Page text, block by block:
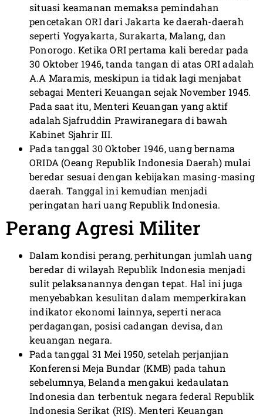
situasi keamanan memaksa pemindahan
pencetakan ORI dari Jakarta ke daerah-daerah
seperti Yogyakarta, Surakarta, Malang, dan
Ponorogo. Ketika ORI pertama kali beredar pada
30 Oktober 1946, tanda tangan di atas ORI adalah
A.A Maramis, meskipun ia tidak lagi menjabat
sebagai Menteri Keuangan sejak November 1945.
Pada saat itu, Menteri Keuangan yang aktif
adalah Sjafruddin Prawiranegara di bawah
Kabinet Sjahrir III.
Pada tanggal 30 Oktober 1946, uang bernama
ORIDA (Oeang Republik Indonesia Daerah) mulai
beredar sesuai dengan kebijakan masing-masing
daerah. Tanggal ini kemudian menjadi
peringatan hari uang Republik Indonesia.
Perang Agresi Militer
Dalam kondisi perang, perhitungan jumlah uang
beredar di wilayah Republik Indonesia menjadi
sulit pelaksanannya dengan tepat. Hal ini juga
menyebabkan kesulitan dalam memperkirakan
indikator ekonomi lainnya, seperti neraca
perdagangan, posisi cadangan devisa, dan
keuangan negara.
Pada tanggal 31 Mei 1950, setelah perjanjian
Konferensi Meja Bundar (KMB) pada tahun
sebelumnya, Belanda mengakui kedaulatan
Indonesia dan terbentuk negara federal Republik
Indonesia Serikat (RIS). Menteri Keuangan